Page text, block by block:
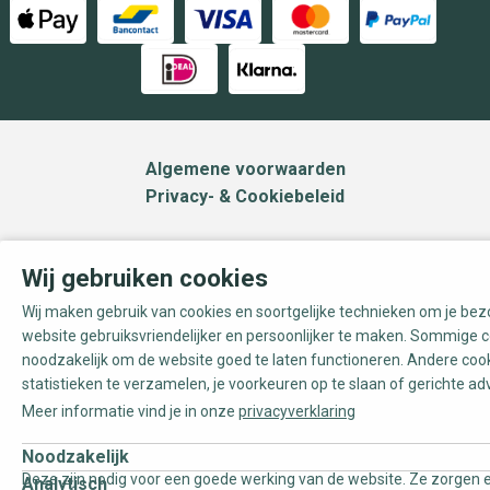
Algemene voorwaarden
Privacy- & Cookiebeleid
Wij gebruiken cookies
Wij maken gebruik van cookies en soortgelijke technieken om je
website gebruiksvriendelijker en persoonlijker te maken. Sommige
noodzakelijk om de website goed te laten functioneren. Andere
statistieken te verzamelen, je voorkeuren op te slaan of gerichte
Meer informatie vind je in onze privacyverklaring
Noodzakelijk
Deze zijn nodig voor een goede werking van de website. Ze zorgen
Analytisch